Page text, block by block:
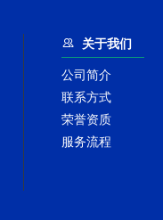
关于我们
公司简介
联系方式
荣誉资质
服务流程